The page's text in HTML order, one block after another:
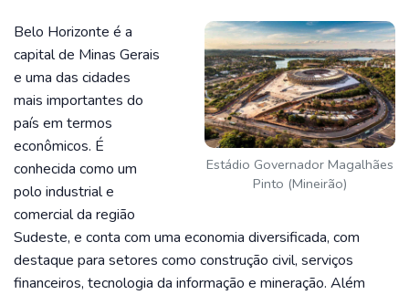
Estádio Governador Magalhães
Pinto (Mineirão)
Belo Horizonte é a
capital de Minas Gerais
e uma das cidades
mais importantes do
país em termos
econômicos. É
conhecida como um
polo industrial e
comercial da região
Sudeste, e conta com uma economia diversificada, com
destaque para setores como construção civil, serviços
financeiros, tecnologia da informação e mineração. Além